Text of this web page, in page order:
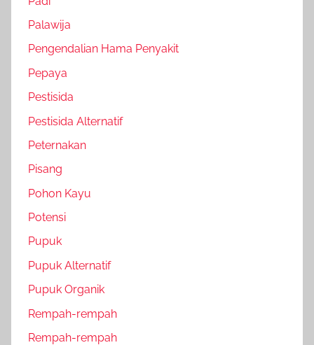
Palawija
Pengendalian Hama Penyakit
Pepaya
Pestisida
Pestisida Alternatif
Peternakan
Pisang
Pohon Kayu
Potensi
Pupuk
Pupuk Alternatif
Pupuk Organik
Rempah-rempah
Rempah-rempah